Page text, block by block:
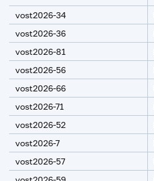
vost2026-34
vost2026-36
vost2026-81
vost2026-56
vost2026-66
vost2026-71
vost2026-52
vost2026-7
vost2026-57